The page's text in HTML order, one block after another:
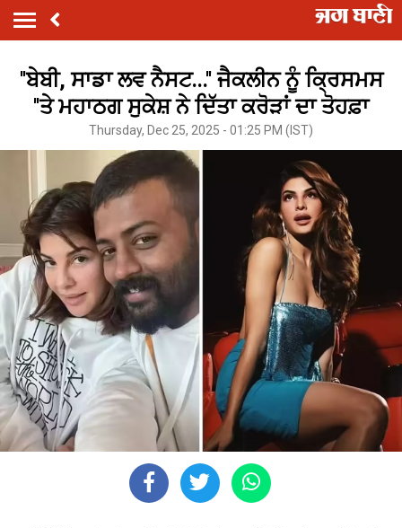
''ਬੇਬੀ, ਸਾਡਾ ਲਵ ਨੈਸਟ...'' ਜੈਕਲੀਨ ਨੂੰ ਕ੍ਰਿਸਮਸ
''ਤੇ ਮਹਾਠਗ ਸੁਕੇਸ਼ ਨੇ ਦਿੱਤਾ ਕਰੋੜਾਂ ਦਾ ਤੋਹਫ਼ਾ
Thursday, Dec 25, 2025 - 01:25 PM (IST)